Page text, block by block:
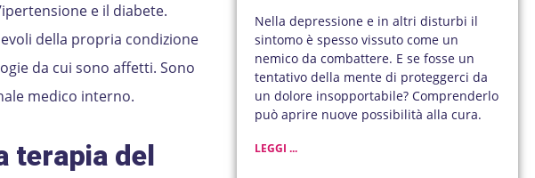
e il diabete.
della propria condizione
da cui sono affetti. Sono
medico interno.
terapia del
Nella depressione e in altri disturbi il
sintomo è spesso vissuto come un
nemico da combattere. E se fosse un
tentativo della mente di proteggerci da
un dolore insopportabile? Comprenderlo
può aprire nuove possibilità alla cura.
LEGGI ...